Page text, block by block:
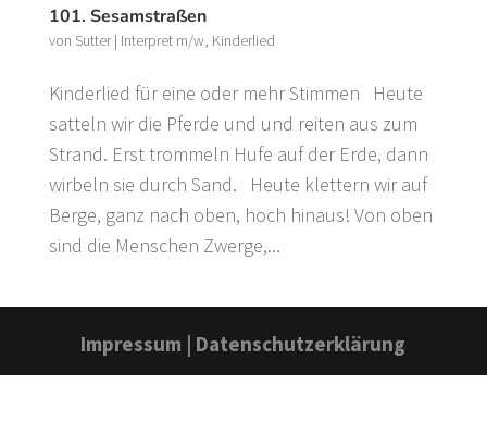
101. Sesamstraßen
von Sutter| Interpret m/w, Kinderlied
Kinderlied für eine oder mehr Stimmen Heute
satteln wir die Pferde und und reiten aus zum
Strand. Erst trommeln Hufe auf der Erde, dann
wirbeln sie durch Sand. Heute klettern wir auf
Berge, ganz nach oben, hoch hinaus! Von oben
sind die Menschen Zwerge,...
Impressum | Datenschutzerklärung